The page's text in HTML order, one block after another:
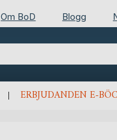
Om BoD Blogg
ERBJUDANDEN E-